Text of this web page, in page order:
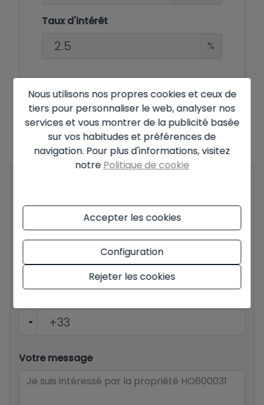
Taux d'intérêt
%
Offre soumise à la disponibilité et à la décision finale du
propriétaire. Le prix annoncé ne comprend pas les taxes et les frais
d'achat. Les informations présentées peuvent contenir des erreurs
et ne font pas partie d'un quelconque contrat et peuvent être
modifiées à tout moment sans préavis.Voir toutes les informations
sur les conditions des offres publiées.
Email*
Votre message
Nous utilisons nos propres cookies et ceux de
tiers pour personnaliser le web, analyser nos
services et vous montrer de la publicité basée
sur vos habitudes et préférences de
navigation. Pour plus d'informations, visitez
notre Politique de cookie
Accepter les cookies
Configuration
Rejeter les cookies